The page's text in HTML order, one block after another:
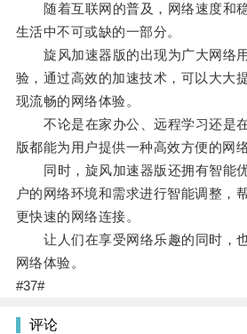
随着互联网的普及，网络速度和稳
生活中不可或缺的一部分。
旋风加速器版的出现为广大网络
验，通过高效的加速技术，可以大大
现流畅的网络体验。
不论是在家办公、远程学习还是
版都能为用户提供一种高效方便的网
同时，旋风加速器版还拥有智能
户的网络环境和需求进行智能调整，
更快速的网络连接。
让人们在享受网络乐趣的同时，
网络体验。
#37#
评论